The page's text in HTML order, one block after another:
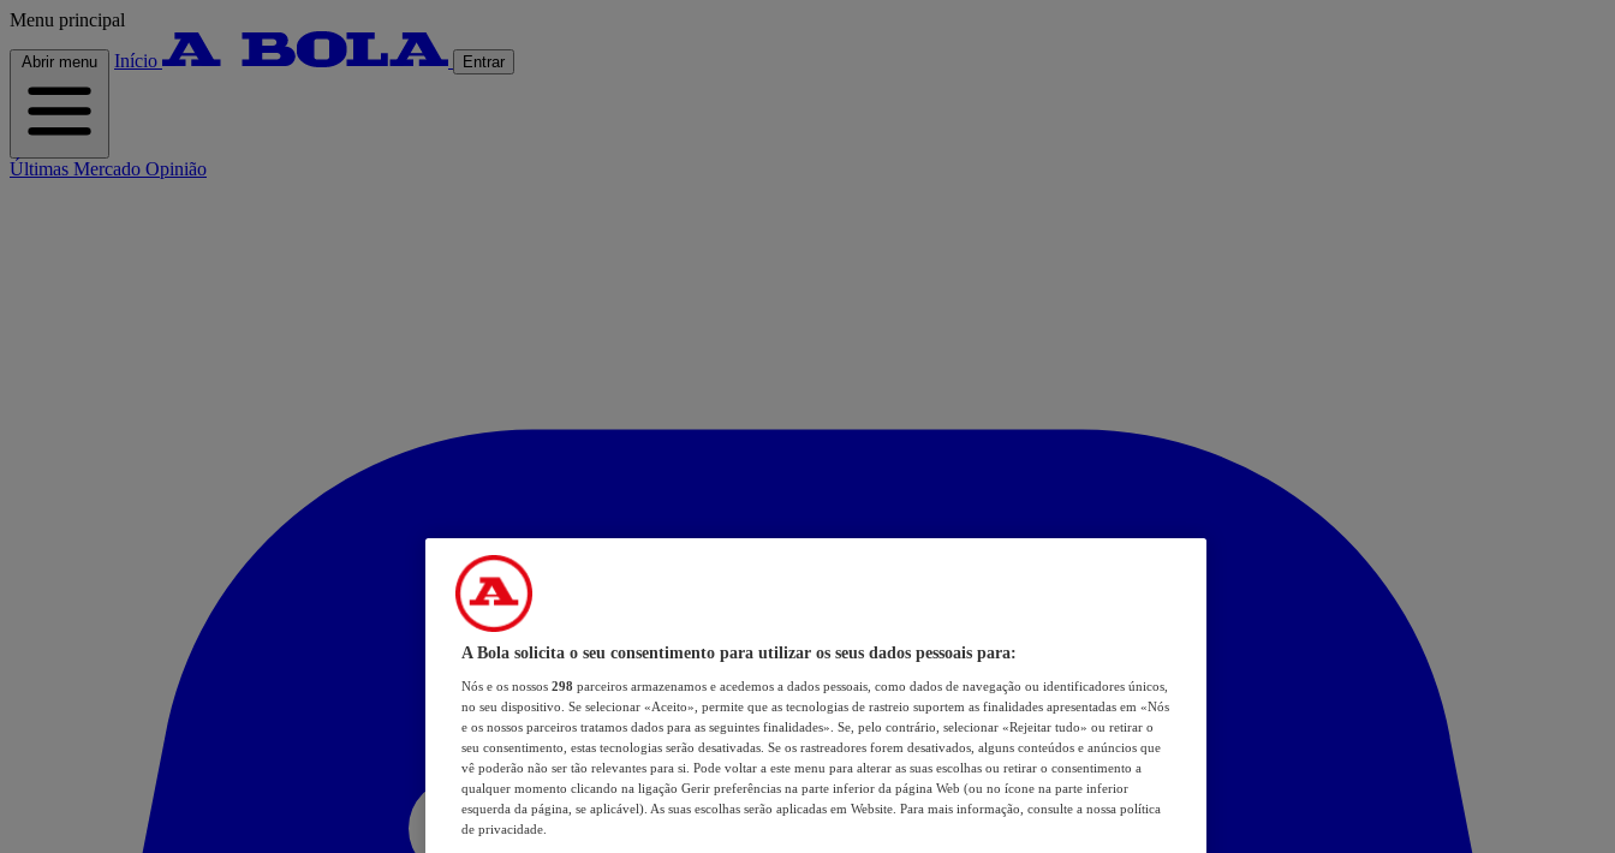
Menu principal
Abrir menu Início Entrar
Últimas Mercado Opinião
A Bola solicita o seu consentimento para utilizar os seus dados pessoais para:
Nós e os nossos 298 parceiros armazenamos e acedemos a dados pessoais, como dados de navegação ou identificadores únicos,
no seu dispositivo. Se selecionar «Aceito», permite que as tecnologias de rastreio suportem as finalidades apresentadas em «Nós
e os nossos parceiros tratamos dados para as seguintes finalidades». Se, pelo contrário, selecionar «Rejeitar tudo» ou retirar o
seu consentimento, estas tecnologias serão desativadas. Se os rastreadores forem desativados, alguns conteúdos e anúncios que
vê poderão não ser tão relevantes para si. Pode voltar a este menu para alterar as suas escolhas ou retirar o consentimento a
qualquer momento clicando na ligação Gerir preferências na parte inferior da página Web (ou no ícone na parte inferior
esquerda da página, se aplicável). As suas escolhas serão aplicadas em Website. Para mais informação, consulte a nossa política
de privacidade.